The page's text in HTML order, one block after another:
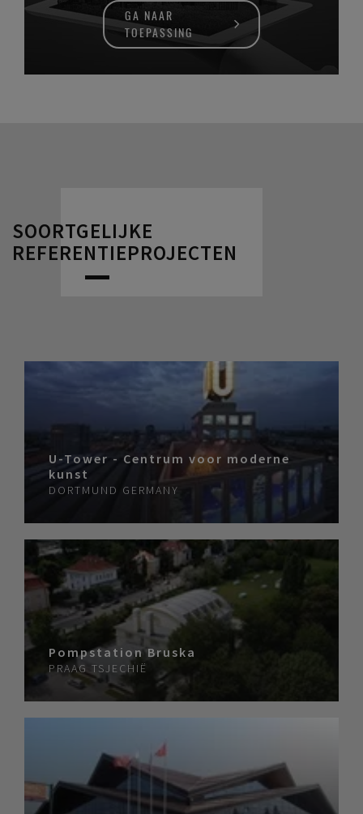
GA NAAR
TOEPASSING
SOORTGELIJKE
REFERENTIEPROJECTEN
U-Tower - Centrum voor moderne
kunst
DORTMUND GERMANY
Pompstation Bruska
PRAAG TSJECHIË